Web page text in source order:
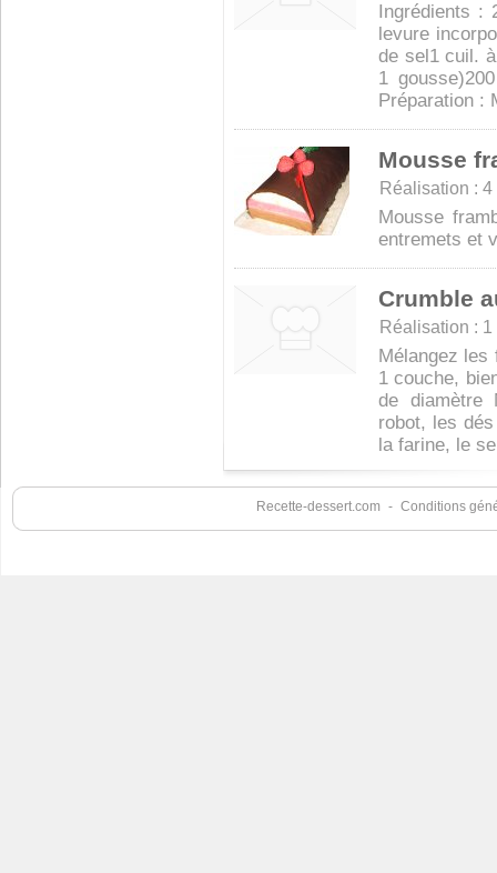
Ingrédients :
levure
de sel1 cuil.
1
Préparation :
Mousse
Réalisation :
Mousse
entremets et
Crumble
Réalisation :
Mélangez
1 couche,
de diamètre
robot, les
la farine, le
Recette-dessert.com - Conditions